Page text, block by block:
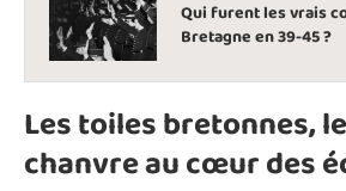
Qui furent les vrais
Bretagne en 39-45 ?
Les toiles bretonnes,
chanvre au cœur des